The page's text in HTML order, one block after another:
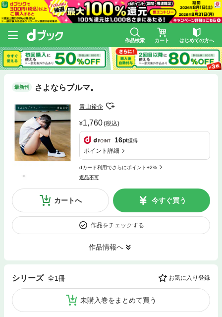
作品検索 カート はじめての方へ
最新刊 さよならブルマ。
青山裕企
1,760(税込)
16pt獲得
ポイント詳細
dカード利用でさらにポイント+2%
返品不可
カートへ 今すぐ買う
作品をチェックする
作品情報へ
シリーズ 全1冊 お気に入り登録
未購入巻をまとめて買う